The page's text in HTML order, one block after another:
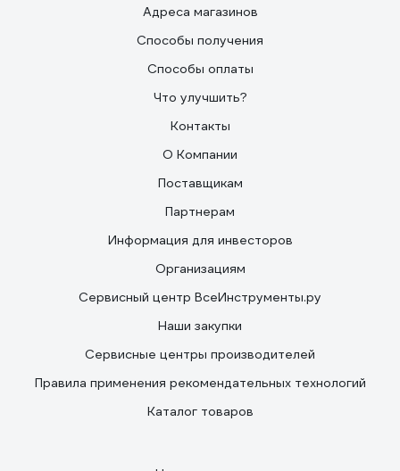
Адреса магазинов
Способы получения
Способы оплаты
Что улучшить?
Контакты
О Компании
Поставщикам
Партнерам
Информация для инвесторов
Организациям
Сервисный центр ВсеИнструменты.ру
Наши закупки
Сервисные центры производителей
Правила применения рекомендательных технологий
Каталог товаров